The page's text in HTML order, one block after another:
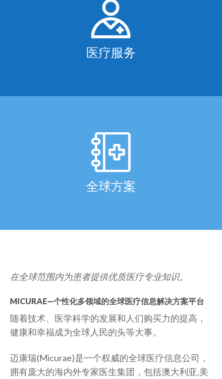
医疗服务
全球方案
在全球范围内为患者提供优质医疗专业知识。
MICURAE—个性化多领域的全球医疗信息解决方案平台
随着技术、医学科学的发展和人们购买力的提高，
健康和幸福成为全球人民的头等大事。
迈康瑞(Micurae)是一个权威的全球医疗信息公司，
拥有庞大的海内外专家医生集团，包括澳大利亚,美